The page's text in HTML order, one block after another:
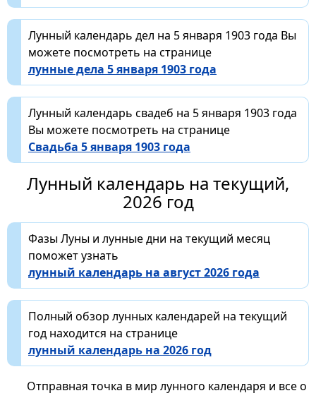
Лунный календарь дел на 5 января 1903 года Вы
можете посмотреть на странице
лунные дела 5 января 1903 года
Лунный календарь свадеб на 5 января 1903 года
Вы можете посмотреть на странице
Свадьба 5 января 1903 года
Лунный календарь на текущий,
2026 год
Фазы Луны и лунные дни на текущий месяц
поможет узнать
лунный календарь на август 2026 года
Полный обзор лунных календарей на текущий
год находится на странице
лунный календарь на 2026 год
Отправная точка в мир лунного календаря и все о